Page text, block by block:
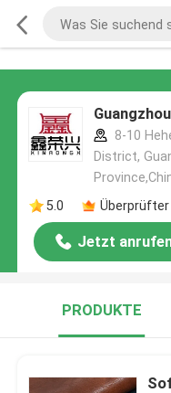
8-10
District,
5.0
Jetzt
PRODUKTE